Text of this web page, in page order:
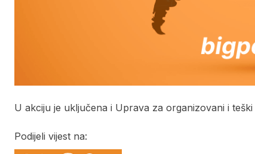
U akciju je uključena i Uprava za organizovani i
Podijeli vijest na: